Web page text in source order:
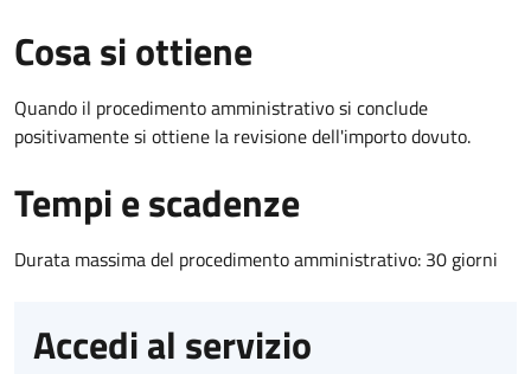
Cosa si ottiene
Quando il procedimento amministrativo si conclude
positivamente si ottiene la revisione dell'importo dovuto.
Tempi e scadenze
Durata massima del procedimento amministrativo: 30 giorni
Accedi al servizio